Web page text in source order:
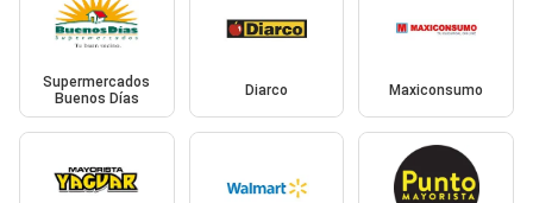
Supermercados
Buenos Días
Diarco Maxiconsumo